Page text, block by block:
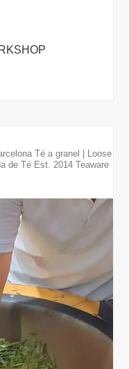
Té a granel | Loose
de Té Est. 2014 Teaware